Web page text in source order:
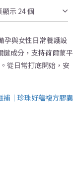
顯示 24 個
孕與女性日常養護設
成分，支持荷爾蒙平
從日常打底開始，安